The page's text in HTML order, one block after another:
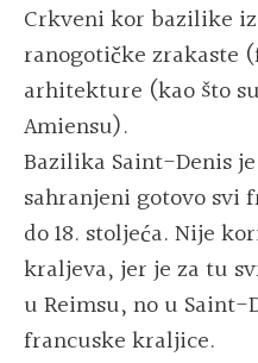
Crkveni kor bazilike
ranogotičke zrakaste
arhitekture (kao što
Amiensu).
Bazilika Saint-Denis
sahranjeni gotovo svi
do 18. stoljeća. Nije
kraljeva, jer je za tu
u Reimsu, no u
francuske kraljice.